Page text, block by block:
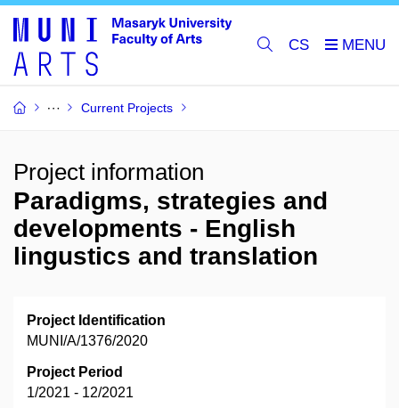
CS
Current Projects
Project information
Paradigms, strategies and
developments - English
lingustics and translation
Project Identification
MUNI/A/1376/2020
Project Period
1/2021 - 12/2021